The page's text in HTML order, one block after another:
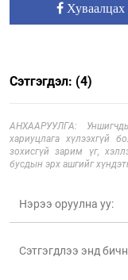
Хуваалцах
Сэтгэгдэл: (4)
АНХААРУУЛГА:
хариуцлага хүлээхгүй
зохисгүй зарим үг,
бусдын эрх ашгийг